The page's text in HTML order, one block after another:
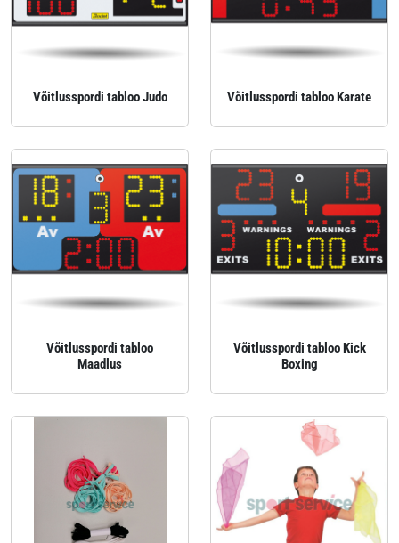
Võitlusspordi tabloo Judo Võitlusspordi tabloo Karate
Võitlusspordi tabloo
Maadlus
Võitlusspordi tabloo Kick
Boxing